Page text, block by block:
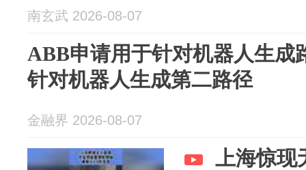
南玄武 2026-08-07
ABB申请用于针对机器人生成
针对机器人生成第二路径
金融界 2026-08-07
上海惊现